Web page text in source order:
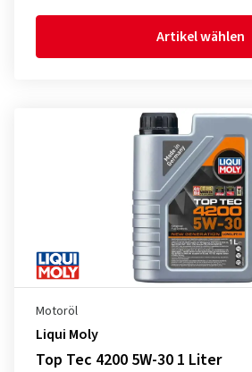
Artikel wählen
Motoröl
Liqui Moly
Top Tec 4200 5W-30 1 Liter